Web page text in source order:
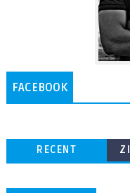
FACEBOOK
RECENT